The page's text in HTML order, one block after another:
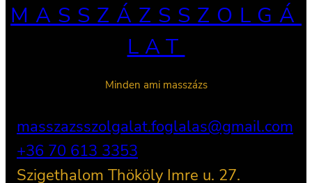
MASSZÁZSSZOLGÁ
LAT
Minden ami masszázs
masszazsszolgalat.foglalas@gmail.com
+36 70 613 3353
Szigethalom Thököly Imre u. 27.